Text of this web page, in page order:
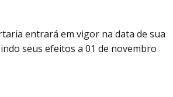
entrará em vigor na data de sua
seus efeitos a 01 de novembro